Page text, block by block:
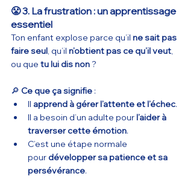
😤 3. La frustration : un apprentissage
essentiel
Ton enfant explose parce qu’il ne sait pas
faire seul, qu’il n’obtient pas ce qu’il veut,
ou que tu lui dis non ?
🔎 Ce que ça signifie :
Il apprend à gérer l’attente et l’échec.
Il a besoin d’un adulte pour l’aider à
traverser cette émotion.
C’est une étape normale
pour développer sa patience et sa
persévérance.